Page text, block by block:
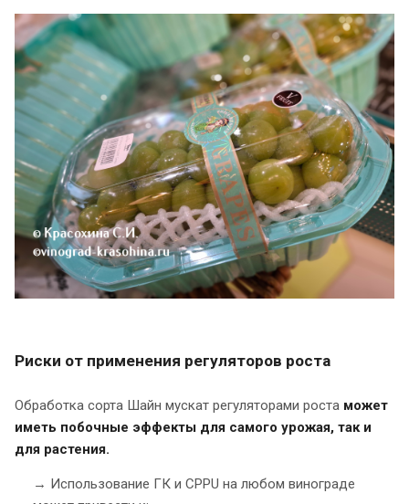
Риски от применения регуляторов роста
Обработка сорта Шайн мускат регуляторами роста может
иметь побочные эффекты для самого урожая, так и
для растения.
→ Использование ГК и CPPU на любом винограде